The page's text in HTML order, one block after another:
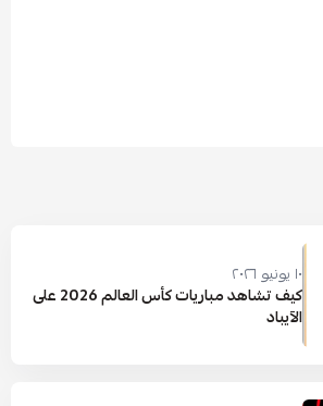
١٠ يونيو ٢٠٢٦
كيف تشاهد مباريات كأس العالم 2026 على
الآيباد